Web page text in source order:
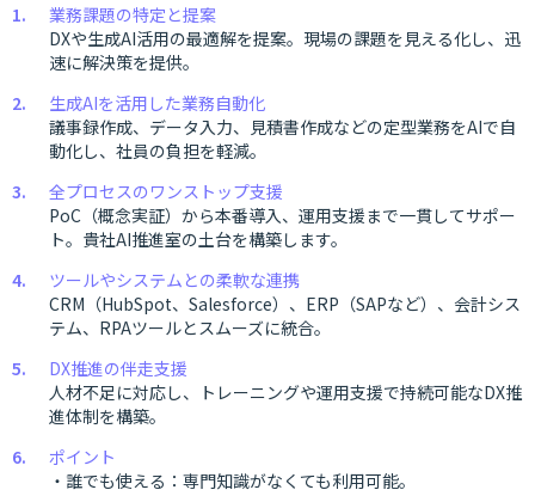
業務課題の特定と提案
DXや生成AI活用の最適解を提案。現場の課題を見える化し、迅
速に解決策を提供。
生成AIを活用した業務自動化
議事録作成、データ入力、見積書作成などの定型業務をAIで自
動化し、社員の負担を軽減。
全プロセスのワンストップ支援
PoC（概念実証）から本番導入、運用支援まで一貫してサポー
ト。貴社AI推進室の土台を構築します。
ツールやシステムとの柔軟な連携
CRM（HubSpot、Salesforce）、ERP（SAPなど）、会計シス
テム、RPAツールとスムーズに統合。
DX推進の伴走支援
人材不足に対応し、トレーニングや運用支援で持続可能なDX推
進体制を構築。
ポイント
・誰でも使える：専門知識がなくても利用可能。